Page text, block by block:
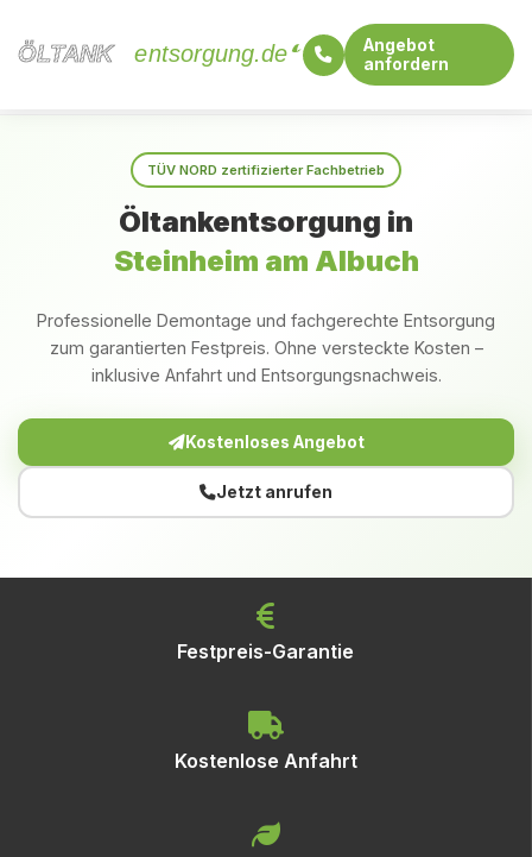
ÖLTANK
ÖLTANK entsorgung.de
Angebot
anfordern
TÜV NORD zertifizierter Fachbetrieb
Öltankentsorgung in
Steinheim am Albuch
Professionelle Demontage und fachgerechte Entsorgung
zum garantierten Festpreis. Ohne versteckte Kosten –
inklusive Anfahrt und Entsorgungsnachweis.
Kostenloses Angebot
Jetzt anrufen
Festpreis-Garantie
Kostenlose Anfahrt